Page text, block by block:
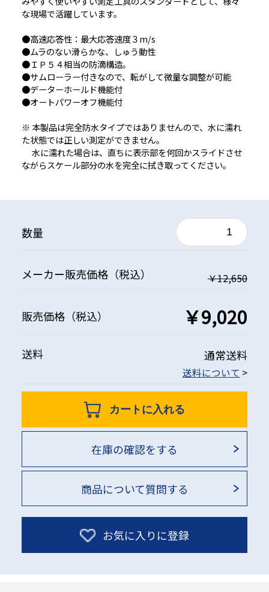
な現場で活躍しています。
●高速応答性：最大応答速度３m/s
●ムラのない滑らかな、しゅう動性
●ＩＰ５４相当の防滴構造。
●サムローラー付きなので、転がして微量な調整が可能
●データーホールド機能付
●オートパワーオフ機能付
※ 本製品は完全防水タイプではありませんので、水に濡れ
た状態では正しい測定ができません。
水に濡れた場合は、直ちに表示部を何回かスライドさせ
ながらスケール部分の水を完全に拭き取ってください。
数量
メーカー販売価格（税込） ￥12,650
販売価格（税込） ￥9,020
送料 通常送料
送料について >
カートに入れる
在庫の確認をする
商品について質問する
お気に入りに登録